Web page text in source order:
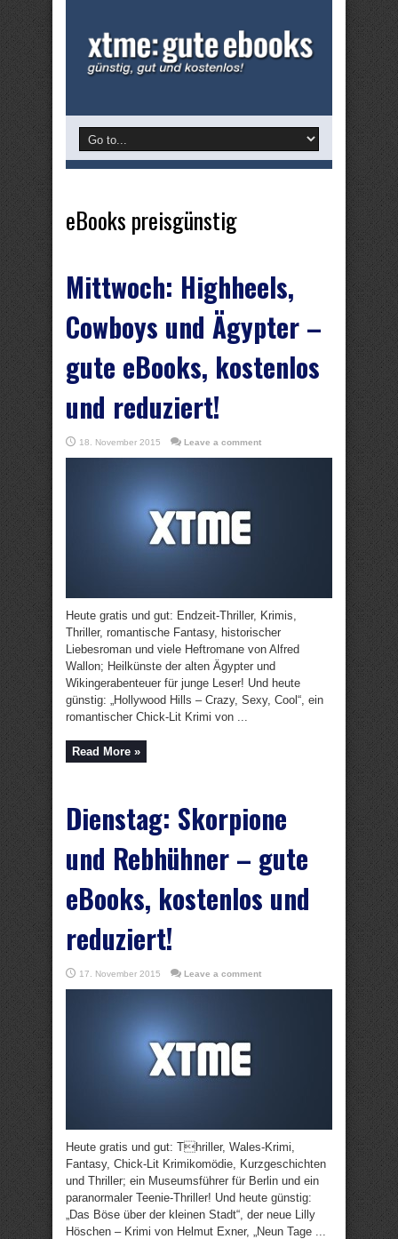
eBooks preisgünstig
Mittwoch: Highheels,
Cowboys und Ägypter –
gute eBooks, kostenlos
und reduziert!
18. November 2015 Leave a comment
Heute gratis und gut: Endzeit-Thriller, Krimis,
Thriller, romantische Fantasy, historischer
Liebesroman und viele Heftromane von Alfred
Wallon; Heilkünste der alten Ägypter und
Wikingerabenteuer für junge Leser! Und heute
günstig: „Hollywood Hills – Crazy, Sexy, Cool“, ein
romantischer Chick-Lit Krimi von ...
Read More »
Dienstag: Skorpione
und Rebhühner – gute
eBooks, kostenlos und
reduziert!
17. November 2015 Leave a comment
Heute gratis und gut: Thriller, Wales-Krimi,
Fantasy, Chick-Lit Krimikomödie, Kurzgeschichten
und Thriller; ein Museumsführer für Berlin und ein
paranormaler Teenie-Thriller! Und heute günstig:
„Das Böse über der kleinen Stadt“, der neue Lilly
Höschen – Krimi von Helmut Exner, „Neun Tage ...